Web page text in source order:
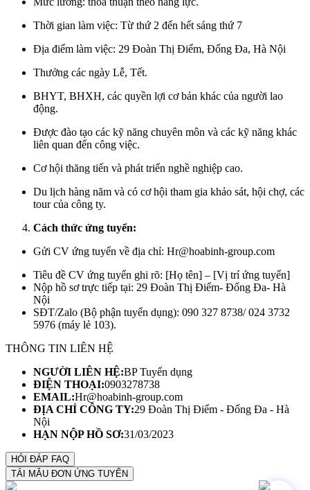
Thời gian làm việc: Từ thứ 2 đến hết sáng thứ 7
Địa điểm làm việc: 29 Đoàn Thị Điểm, Đống Đa, Hà Nội
Thưởng các ngày Lễ, Tết.
BHYT, BHXH, các quyền lợi cơ bản khác của người lao
động.
Được đào tạo các kỹ năng chuyên môn và các kỹ năng khác
liên quan đến công việc.
Cơ hội thăng tiến và phát triển nghề nghiệp cao.
Du lịch hàng năm và có cơ hội tham gia khảo sát, hội chợ, các
tour của công ty.
Cách thức ứng tuyển:
Gửi CV ứng tuyển về địa chỉ: Hr@hoabinh-group.com
Tiêu đề CV ứng tuyển ghi rõ: [Họ tên] – [Vị trí ứng tuyển]
Nộp hồ sơ trực tiếp tại: 29 Đoàn Thị Điểm- Đống Đa- Hà
Nội
SĐT/Zalo (Bộ phận tuyển dụng): 090 327 8738/ 024 3732
5976 (máy lẻ 103).
THÔNG TIN LIÊN HỆ
NGƯỜI LIÊN HỆ:BP Tuyển dụng
ĐIỆN THOẠI:0903278738
EMAIL:Hr@hoabinh-group.com
ĐỊA CHỈ CÔNG TY:29 Đoàn Thị Điểm - Đống Đa - Hà
Nội
HẠN NỘP HỒ SƠ:31/03/2023